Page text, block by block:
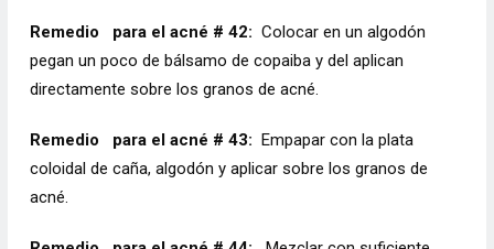
Remedio para el acné # 42: Colocar en un algodón
pegan un poco de bálsamo de copaiba y del aplican
directamente sobre los granos de acné.
Remedio para el acné # 43: Empapar con la plata
coloidal de caña, algodón y aplicar sobre los granos de
acné.